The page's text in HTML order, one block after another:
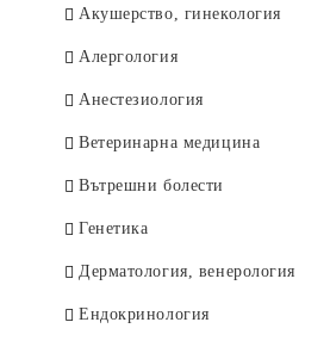
Документални и мемоари
Художествени
Духовни учения
Туризъм и отдих
Детски
Други
Чуждоезикови
Deutsche Bücher
Други
Акушерство, гинекология
Алергология
Анестезиология
Ветеринарна медицина
Вътрешни болести
Генетика
Дерматология, венерология
Ендокринология